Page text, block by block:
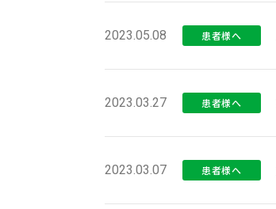
2023.05.08 患者様へ
2023.03.27 患者様へ
2023.03.07 患者様へ